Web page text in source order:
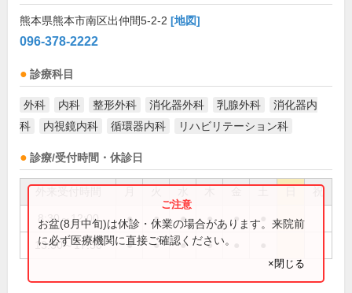
熊本県熊本市南区出仲間5-2-2 [地図]
096-378-2222
診療科目
外科 内科 整形外科 消化器外科 乳腺外科
消化器内
科
内視鏡内科 循環器内科 リハビリテーション科
診療/受付時間・休診日
祝
8:30～12:00 ● ● ● ● ●
13:30～17:30 ● ● ● ●
お盆(8月中旬)は休診・休業の場合があります。来院前
に必ず医療機関に直接ご確認ください。
×閉じる